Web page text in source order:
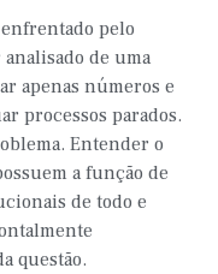
pelo
de uma
apenas números e
processos parados.
Entender o
a função de
de todo e
questão.